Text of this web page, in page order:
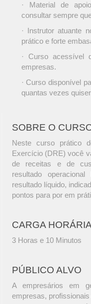
· Material de
consultar sempre
· Instrutor atuante
prático e forte
· Curso acessível
empresas.
· Curso disponível
quantas vezes
SOBRE O
Neste curso prático
Exercício (DRE) você
de receitas e de
resultado
resultado líquido,
pontos para por em
CARGA HORÁRIA
3 Horas e 10 Minutos
PÚBLICO ALVO
A empresários em
empresas,